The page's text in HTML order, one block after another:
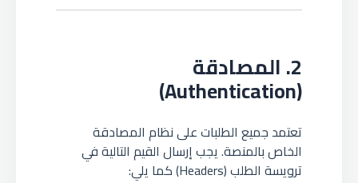
2. المصادقة
(Authentication)
تعتمد جميع الطلبات على نظام المصادقة
الخاص بالمنصة. يجب إرسال القيم التالية في
ترويسة الطلب (Headers) كما يلي: